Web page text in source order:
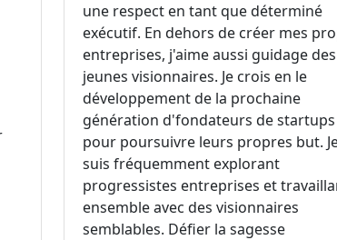
une respect en tant que déterminé
exécutif. En dehors de créer mes
entreprises, j'aime aussi guidage des
jeunes visionnaires. Je crois en le
développement de la prochaine
génération d'fondateurs de startups
pour poursuivre leurs propres but.
suis fréquemment explorant
progressistes entreprises et
ensemble avec des visionnaires
semblables. Défier la sagesse